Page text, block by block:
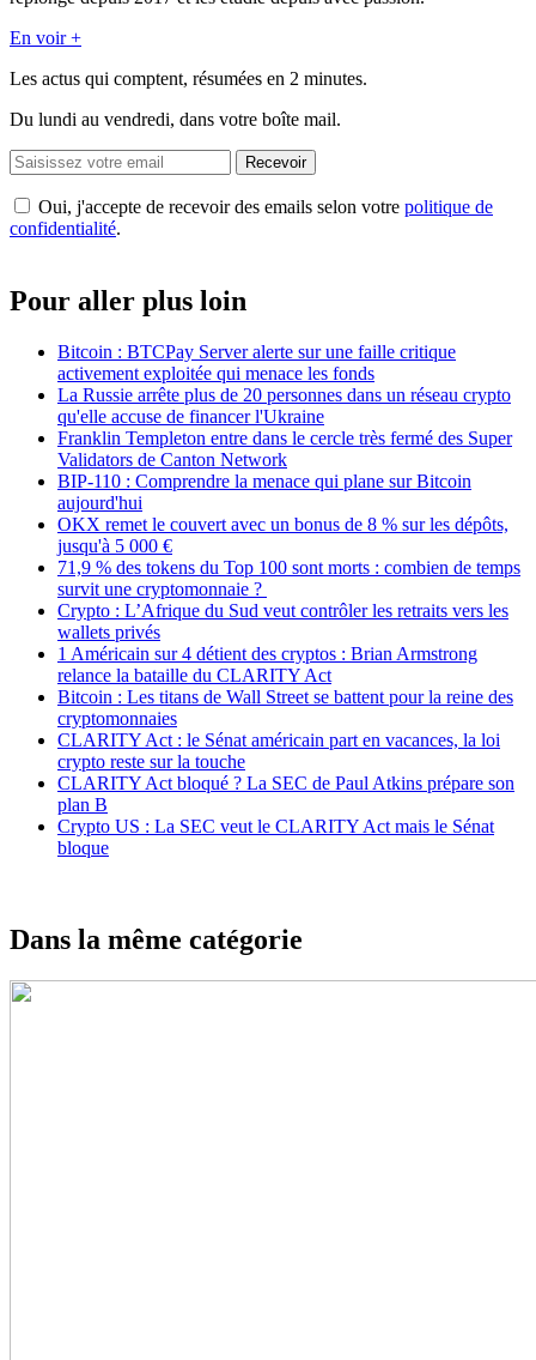
En voir +
Les actus qui comptent, résumées en 2 minutes.
Du lundi au vendredi, dans votre boîte mail.
Recevoir
Oui, j'accepte de recevoir des emails selon votre politique de
confidentialité.
Pour aller plus loin
Bitcoin : BTCPay Server alerte sur une faille critique
activement exploitée qui menace les fonds
La Russie arrête plus de 20 personnes dans un réseau crypto
qu'elle accuse de financer l'Ukraine
Franklin Templeton entre dans le cercle très fermé des Super
Validators de Canton Network
BIP-110 : Comprendre la menace qui plane sur Bitcoin
aujourd'hui
OKX remet le couvert avec un bonus de 8 % sur les dépôts,
jusqu'à 5 000 €
71,9 % des tokens du Top 100 sont morts : combien de temps
survit une cryptomonnaie ?
Crypto : L’Afrique du Sud veut contrôler les retraits vers les
wallets privés
1 Américain sur 4 détient des cryptos : Brian Armstrong
relance la bataille du CLARITY Act
Bitcoin : Les titans de Wall Street se battent pour la reine des
cryptomonnaies
CLARITY Act : le Sénat américain part en vacances, la loi
crypto reste sur la touche
CLARITY Act bloqué ? La SEC de Paul Atkins prépare son
plan B
Crypto US : La SEC veut le CLARITY Act mais le Sénat
bloque
Dans la même catégorie